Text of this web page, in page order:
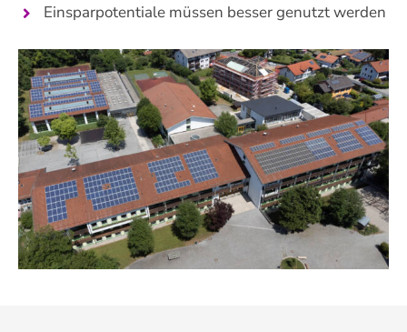
Einsparpotentiale müssen besser genutzt werden